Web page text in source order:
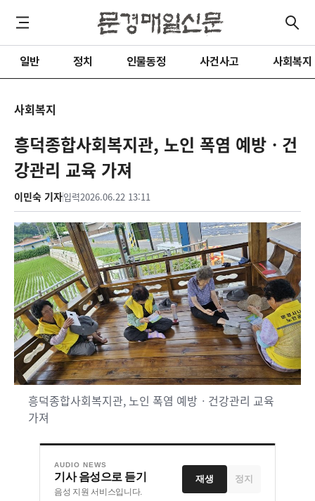
일반 정치 인물동정 사건사고 사회복지
사회복지
흥덕종합사회복지관, 노인 폭염 예방ㆍ건
강관리 교육 가져
이민숙 기자입력2026.06.22 13:11
흥덕종합사회복지관, 노인 폭염 예방ㆍ건강관리 교육
가져
AUDIO NEWS
기사 음성으로 듣기
음성 지원 서비스입니다.
재생 정지